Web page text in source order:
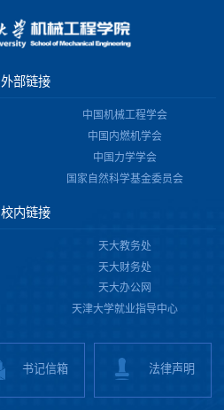
外部链接
中国机械工程学会
中国内燃机学会
中国力学学会
国家自然科学基金委员会
校内链接
天大教务处
天大财务处
天大办公网
天津大学就业指导中心
书记信箱 法律声明